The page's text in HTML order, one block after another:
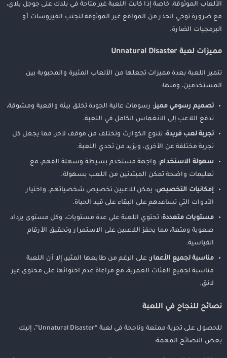
الألعاب الموثوقة، خاصة إذا كانت اللعبة غير متاحة في بلدك على جوجل بلاي،
مع ضرورة توخي الحذر من المواقع غير الموثوقة لتجنب الفيروسات أو
البرمجيات الضارة.
مميزات لعبة Unnatural Disaster
تتميز اللعبة بعدة مميزات تجعلها من الألعاب المثيرة والمحبوبة بين
المستخدمين، ومنها:
تصميم رسومي مميز: رسومات عالية الجودة تخلق بيئة واقعية ومشوقة،
تدفع اللاعب إلى الانغماس الكامل في اللعبة.
تجربة لعب فريدة: تتنوع الكوارث وتختلف من موقف لآخر، مما يجعل كل
تجربة مختلفة عن الأخرى، ويزيد من تحدي اللعبة.
سهولة الاستخدام: واجهة مستخدم بسيطة وسهلة الفهم، مع
تعليمات واضحة تمكن المبتدئين من اللعب بسهولة.
إمكانيات التخصيص: يمكن للاعبين تخصيص شخصياتهم، واختيار
الأدوات التي تساعدهم على البقاء على قيد الحياة.
مستويات متعددة: تحتوي اللعبة على عدة مستويات، وكل مستوى يزداد
صعوبة ومتعة، مما يحفز اللاعبين على الاستمرار وتحقيق الأرقام
القياسية.
مناسبة لجميع الأعمار: على الرغم من طابعها المثير، إلا أن اللعبة
مناسبة لجميع الفئات العمرية، مع مراعاة عدم احتوائها على محتوى غير
لائق.
نصائح للنجاح في اللعبة
للحصول على تجربة ممتعة وناجحة في لعبة “Unnatural Disaster”، إليك
بعض النصائح المهمة: